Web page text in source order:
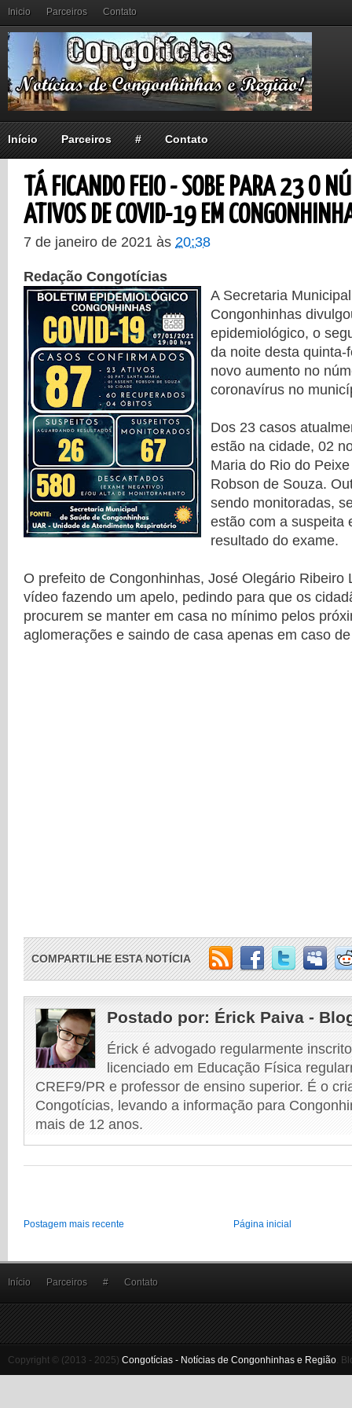
Inicio Parceiros Contato
Início Parceiros # Contato
TÁ FICANDO FEIO - SOBE PARA 23 O
ATIVOS DE COVID-19 EM
7 de janeiro de 2021 às 20:38
Redação Congotícias
A Secretaria
Congonhinhas
epidemiológico, o
da noite desta quinta-
novo aumento no
coronavírus no
Dos 23 casos
estão na cidade, 02
Maria do Rio do
Robson de Souza.
sendo monitoradas,
estão com a suspeita
resultado do exame.
O prefeito de Congonhinhas, José Olegário Ribeiro
vídeo fazendo um apelo, pedindo para que os
procurem se manter em casa no mínimo pelos
aglomerações e saindo de casa apenas em caso
COMPARTILHE ESTA NOTÍCIA
Postado por: Érick Paiva -
Érick é advogado regularmente
licenciado em Educação Física
CREF9/PR e professor de ensino superior. É o
Congotícias, levando a informação para
mais de 12 anos.
Postagem mais recente Página inicial
Início Parceiros # Contato
Copyright © (2013 - 2025) Congotícias - Notícias de Congonhinhas e Região.